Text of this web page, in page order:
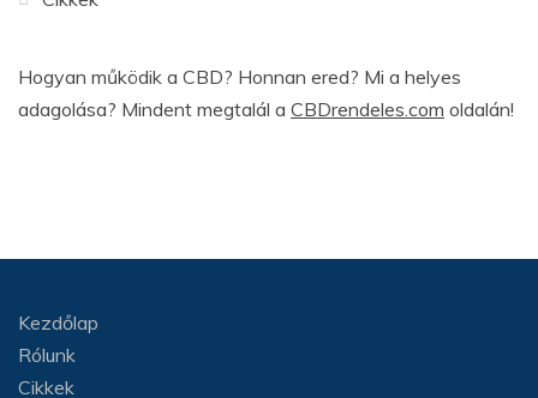
Hogyan működik a CBD? Honnan ered? Mi a helyes
adagolása? Mindent megtalál a CBDrendeles.com oldalán!
Kezdőlap
Rólunk
Cikkek